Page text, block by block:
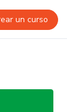
un curso